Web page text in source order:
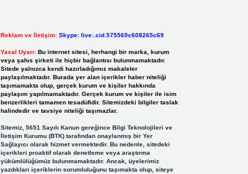
Reklam ve İletişim: Skype: live:.cid.575569c608265c69
Yasal Uyarı: Bu internet sitesi, herhangi bir marka, kurum
veya şahıs şirketi ile hiçbir bağlantısı bulunmamaktadır.
Sitede yalnızca kendi hazırladığımız makaleler
paylaşılmaktadır. Burada yer alan içerikler haber niteliği
taşımamakta olup, gerçek kurum ve kişiler hakkında
paylaşım yapılmamaktadır. Gerçek kurum ve kişiler ile isim
benzerlikleri tamamen tesadüfidir. Sitemizdeki bilgiler taslak
halindedir ve tavsiye niteliği taşımazlar.
Sitemiz, 5651 Sayılı Kanun gereğince Bilgi Teknolojileri ve
İletişim Kurumu (BTK) tarafından onaylanmış bir Yer
Sağlayıcı olarak hizmet vermektedir. Bu nedenle, sitedeki
içerikleri proaktif olarak denetleme veya araştırma
yükümlülüğümüz bulunmamaktadır. Ancak, üyelerimiz
yazdıkları içeriklerin sorumluluğunu taşımakta olup, siteye